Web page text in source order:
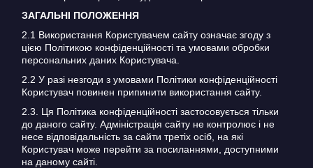
ЗАГАЛЬНІ ПОЛОЖЕННЯ
2.1 Використання Користувачем сайту означає згоду з
цією Політикою конфіденційності та умовами обробки
персональних даних Користувача.
2.2 У разі незгоди з умовами Політики конфіденційності
Користувач повинен припинити використання сайту.
2.3. Ця Політика конфіденційності застосовується тільки
до даного сайту. Адміністрація сайту не контролює і не
несе відповідальність за сайти третіх осіб, на які
Користувач може перейти за посиланнями, доступними
на даному сайті.